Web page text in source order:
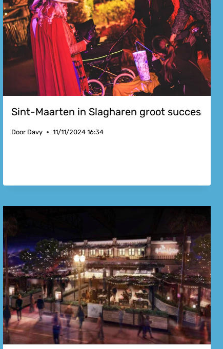
Sint-Maarten in Slagharen groot succes
Door Davy 11/11/2024 16:34